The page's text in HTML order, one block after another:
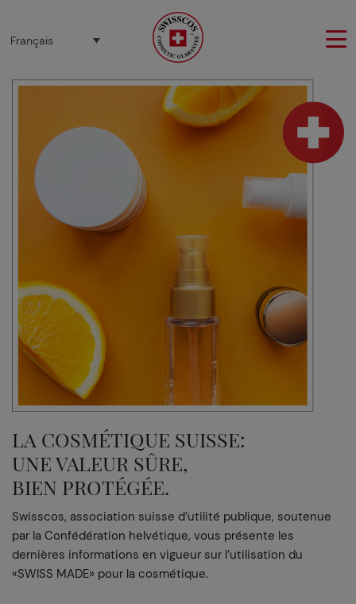
Français
LA COSMÉTIQUE SUISSE:
UNE VALEUR SÛRE,
BIEN PROTÉGÉE.
Swisscos, association suisse d’utilité publique, soutenue
par la Confédération helvétique, vous présente les
dernières informations en vigueur sur l’utilisation du
«SWISS MADE» pour la cosmétique.
Panneau de gestion des cookies